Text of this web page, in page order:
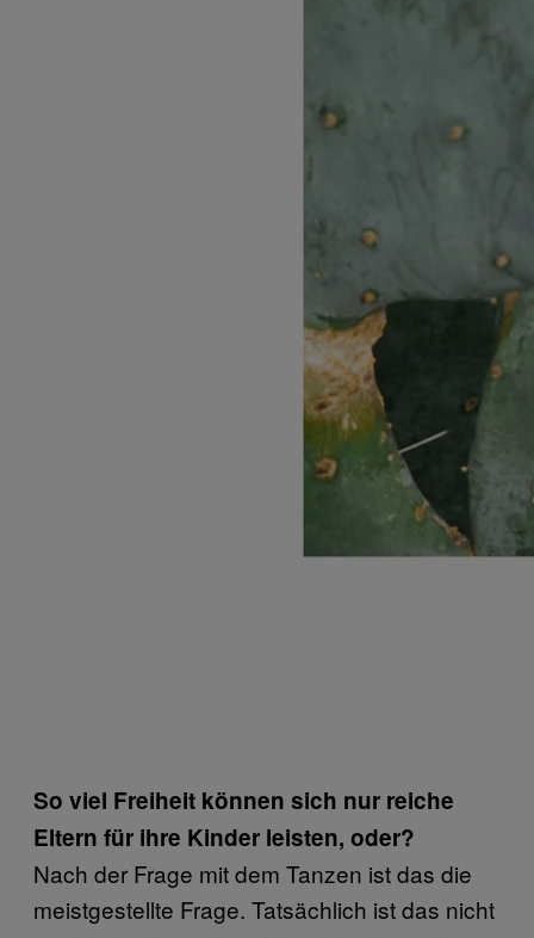
So viel Freiheit können sich nur reiche
Eltern für ihre Kinder leisten, oder?
Nach der Frage mit dem Tanzen ist das die
meistgestellte Frage. Tatsächlich ist das nicht